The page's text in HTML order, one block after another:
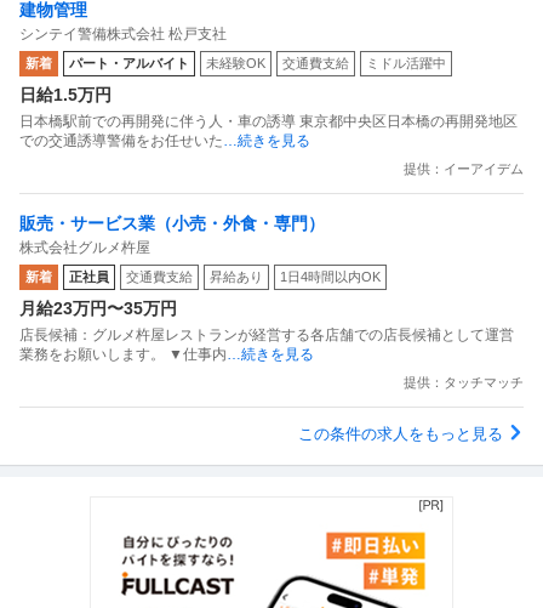
建物管理
シンテイ警備株式会社 松戸支社
新着 パート・アルバイト 未経験OK 交通費支給 ミドル活躍中
日給1.5万円
日本橋駅前での再開発に伴う人・車の誘導 東京都中央区日本橋の再開発地区
での交通誘導警備をお任せいた …続きを見る
提供：イーアイデム
販売・サービス業（小売・外食・専門）
株式会社グルメ杵屋
新着 正社員 交通費支給 昇給あり 1日4時間以内OK
月給23万円〜35万円
店長候補：グルメ杵屋レストランが経営する各店舗での店長候補として運営
業務をお願いします。 ▼仕事内 …続きを見る
提供：タッチマッチ
この条件の求人をもっと見る